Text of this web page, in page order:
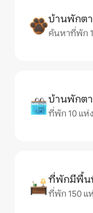
บ้านพักตา
ค้นหาที่พัก
บ้านพักต
ที่พัก 10 แห่
ที่พักมีพื้น
ที่พัก 150